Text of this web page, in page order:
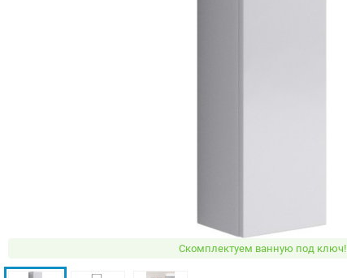
Скомплектуем ванную под ключ!